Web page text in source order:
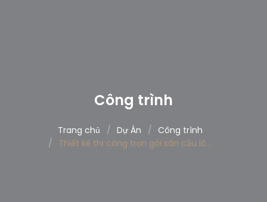
Công trình
Trang chủ Dự Án
Công trình
Thiết kế thi công trọn gói sân cầu lông INDEXSPORT TRỊNH CÔNG SƠN